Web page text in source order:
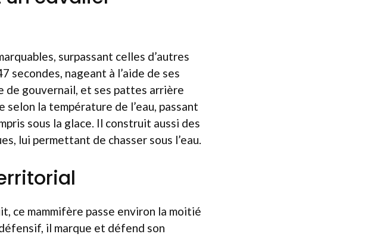
surpassant celles d’autres
secondes, nageant à l’aide de ses
de gouvernail, et ses pattes arrière
selon la température de l’eau, passant
sous la glace. Il construit aussi des
lui permettant de chasser sous l’eau.
ce mammifère passe environ la moitié
il marque et défend son